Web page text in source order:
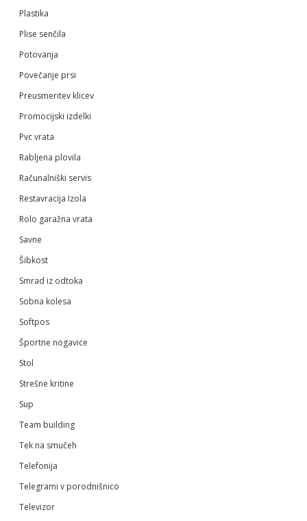
Plastika
Plise senčila
Potovanja
Povečanje prsi
Preusmeritev klicev
Promocijski izdelki
Pvc vrata
Rabljena plovila
Računalniški servis
Restavracija Izola
Rolo garažna vrata
Savne
Šibkost
Smrad iz odtoka
Sobna kolesa
Softpos
Športne nogavice
Stol
Strešne kritine
Sup
Team building
Tek na smučeh
Telefonija
Telegrami v porodnišnico
Televizor